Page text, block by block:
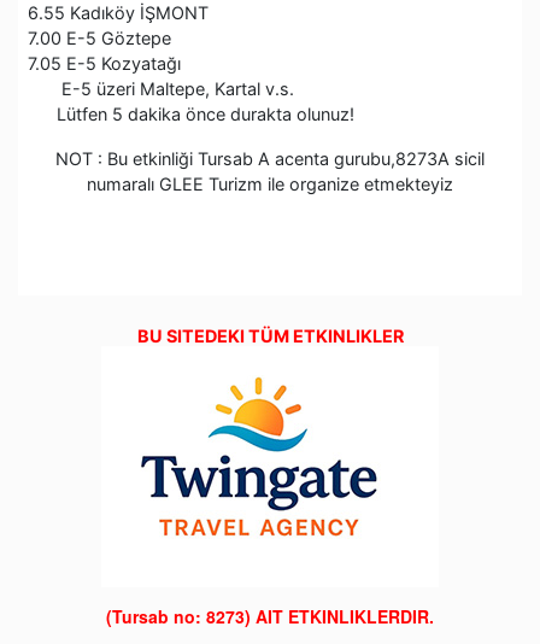
6.55 Kadıköy İŞMONT
7.00 E-5 Göztepe
7.05 E-5 Kozyatağı
E-5 üzeri Maltepe, Kartal v.s.
Lütfen 5 dakika önce durakta olunuz!
NOT : Bu etkinliği Tursab A acenta gurubu,8273A sicil
numaralı GLEE Turizm ile organize etmekteyiz
BU SITEDEKI TÜM ETKINLIKLER
(Tursab no: 8273) AIT ETKINLIKLERDIR.